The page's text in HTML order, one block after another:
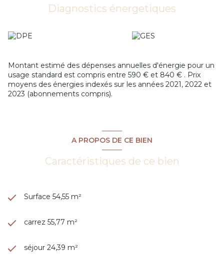
Diagnostics énergetiques
Montant estimé des dépenses annuelles d'énergie pour un
usage standard est compris entre 590 € et 840 € . Prix
moyens des énergies indexés sur les années 2021, 2022 et
2023 (abonnements compris).
A PROPOS DE CE BIEN
Caractéristiques de ce bien
Surface 54,55 m²
carrez 55,77 m²
séjour 24,39 m²